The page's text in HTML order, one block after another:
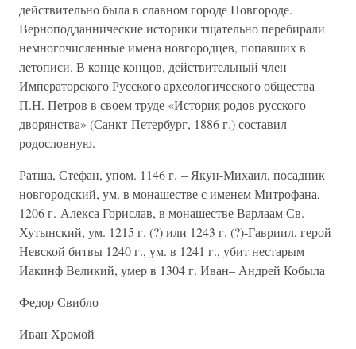
действительно была в славном городе Новгороде.
Верноподданнические историки тщательно перебирали
немногочисленные имена новгородцев, попавших в
летописи. В конце концов, действительный член
Императорского Русского археологического общества
П.Н. Петров в своем труде «История родов русского
дворянства» (Санкт-Петербург, 1886 г.) составил
родословную.
Ратша, Стефан, упом. 1146 г. – Якун-Михаил, посадник
новгородский, ум. в монашестве с именем Митрофана,
1206 г.-Алекса Горислав, в монашестве Варлаам Св.
Хутынский, ум. 1215 г. (?) или 1243 г. (?)-Гавриил, герой
Невской битвы 1240 г., ум. в 1241 г., убит нестарым
Иакинф Великий, умер в 1304 г. Иван– Андрей Кобыла
Федор Свибло
Иван Хромой